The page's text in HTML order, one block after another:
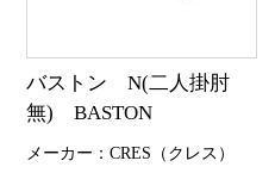
バストン N(二人掛肘
無) BASTON
メーカー：CRES（クレス）